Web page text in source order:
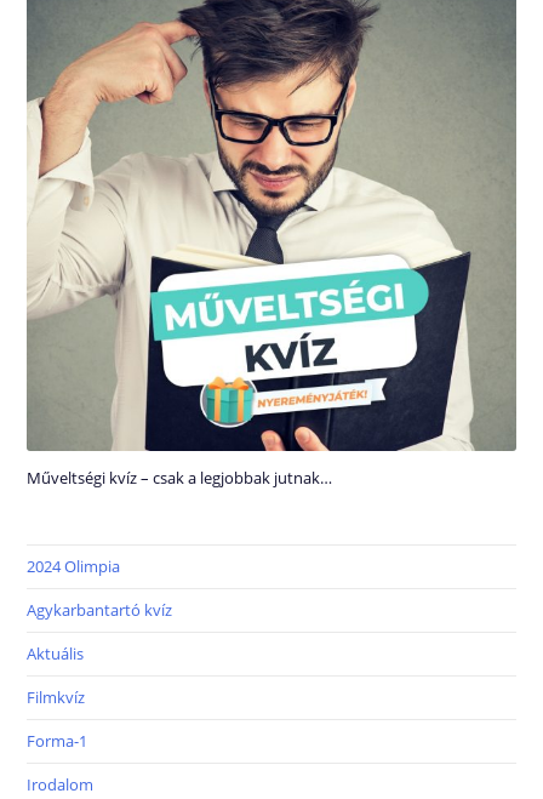
Műveltségi kvíz – csak a legjobbak jutnak…
2024 Olimpia
Agykarbantartó kvíz
Aktuális
Filmkvíz
Forma-1
Irodalom